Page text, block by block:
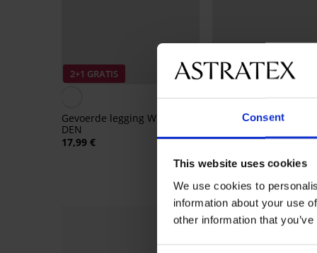
Consent
This website uses cookies
We use cookies to
information about your use
other information that
2+1 GRATIS
4,9
Gevoerde legging Winter 200
DEN
17,99 €
Korting -30%
Dames short tegen
Size
10,49 €14,99 €